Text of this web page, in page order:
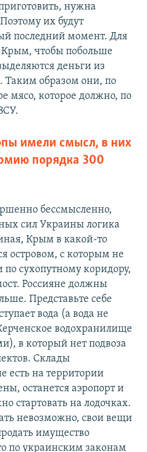
нужна
их будут
последний момент. Для
Крым, чтобы побольше
деньги из
Таким образом они, по
мясо, которое должно, по
имели смысл, в них
порядка 300
бессмысленно,
сил Украины логика
Крым в какой-то
островом, с которым не
по сухопутному коридору,
Россияне должны
Представьте себе
вода (а вода не
водохранилище
в который нет подвоза
Склады
есть на территории
останется аэропорт и
стартовать на лодочках.
невозможно, свои вещи
имущество
по украинским законам